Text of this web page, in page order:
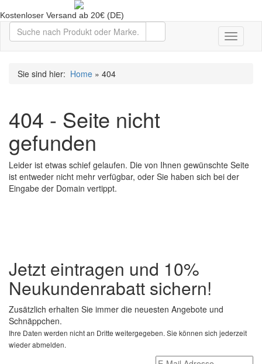
Kostenloser Versand ab 20€ (DE)
Toggle
Sie sind hier: Home » 404
404 - Seite nicht
gefunden
Leider ist etwas schief gelaufen. Die von Ihnen gewünschte Seite
ist entweder nicht mehr verfügbar, oder Sie haben sich bei der
Eingabe der Domain vertippt.
Jetzt eintragen und 10%
Neukundenrabatt sichern!
Zusätzlich erhalten Sie immer die neuesten Angebote und
Schnäppchen.
Ihre Daten werden nicht an Dritte weitergegeben. Sie können sich jederzeit
wieder abmelden.